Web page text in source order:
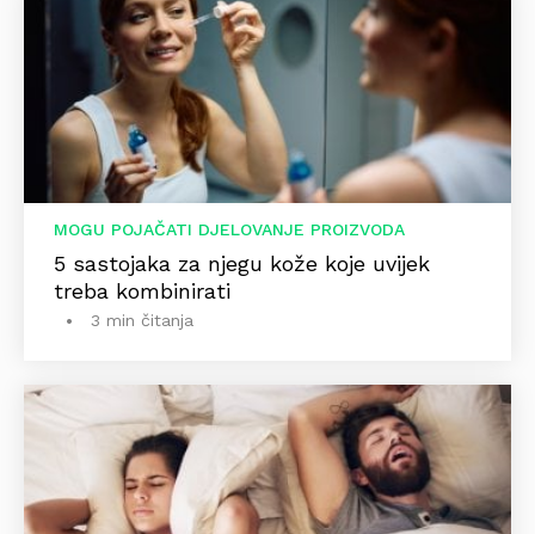
MOGU POJAČATI DJELOVANJE PROIZVODA
5 sastojaka za njegu kože koje uvijek
treba kombinirati
3 min čitanja